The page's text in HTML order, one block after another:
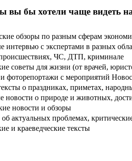
вы бы хотели чаще
обзоры по разным сферам
интервью с экспертами в разных
ЧС, ДТП, криминале
советы для жизни (от врачей,
фоторепортажи с мероприятий
о праздниках, приметах,
новости о природе и животных,
новости и обзоры
актуальных проблемах,
и краеведческие тексты